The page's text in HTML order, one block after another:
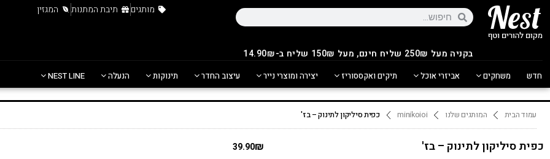
בקניה מעל 250 ₪ שליח חינם, מעל 150₪ שליח ב-14.90₪
מותגים תיבת המתנות המגזין
חדש משחקים אביזרי אוכל תיקים ואקססוריז יצירה ומוצרי נייר עיצוב החדר תינוקות הנעלה NEST LINE
עמוד הבית המותגים שלנו minikoioi כפית סיליקון לתינוק – בז'
כפית סיליקון לתינוק – בז' 39.90₪